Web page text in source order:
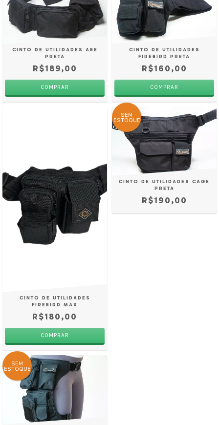
CINTO DE UTILIDADES ABE
PRETA
R$189,00
COMPRAR
CINTO DE UTILIDADES
FIREBIRD PRETA
R$160,00
COMPRAR
CINTO DE UTILIDADES
FIREBIRD MAX
R$180,00
COMPRAR
SEM
ESTOQUE
CINTO DE UTILIDADES CAGE
PRETA
R$190,00
SEM
ESTOQUE